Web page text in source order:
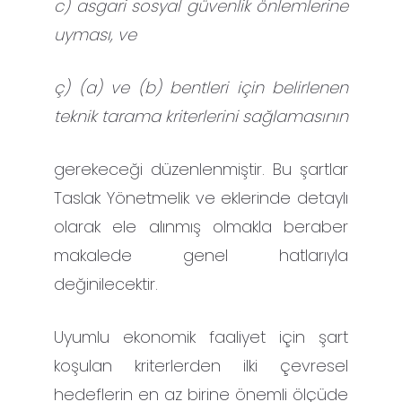
c) asgari sosyal güvenlik önlemlerine
uyması, ve
ç) (a) ve (b) bentleri için belirlenen
teknik tarama kriterlerini sağlamasının
gerekeceği düzenlenmiştir. Bu şartlar
Taslak Yönetmelik ve eklerinde detaylı
olarak ele alınmış olmakla beraber
makalede genel hatlarıyla
değinilecektir.
Uyumlu ekonomik faaliyet için şart
koşulan kriterlerden ilki çevresel
hedeflerin en az birine önemli ölçüde